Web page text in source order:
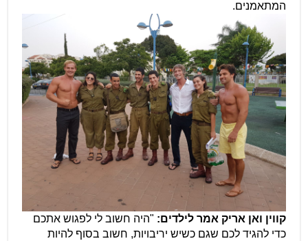
המתאמנים.
קווין ואן אריק אמר לילדים: "היה חשוב לי לפגוש אתכם
כדי להגיד לכם שגם כשיש יריבויות, חשוב בסוף להיות